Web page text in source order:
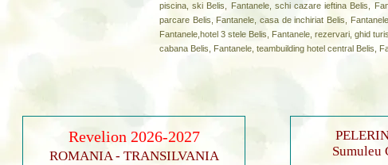
piscina, ski Belis, Fantanele, schi cazare ieftina Belis,
parcare Belis, Fantanele, casa de inchiriat Belis,
Fantanele,hotel 3 stele Belis, Fantanele, rezervari, ghid
cabana Belis, Fantanele, teambuilding hotel central Belis,
Revelion 2026-2027
ROMANIA - TRANSILVANIA
Sumuleu